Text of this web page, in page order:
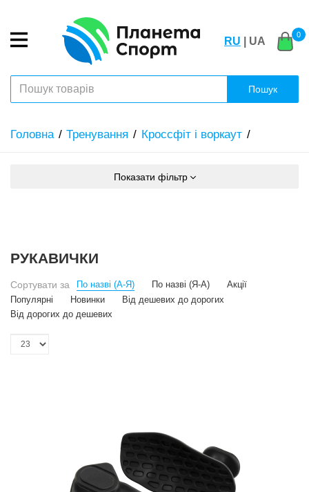
RU | UA
0
Пошук
Головна Тренування Кроссфіт і воркаут
Показати фільтр
РУКАВИЧКИ
Сортувати за По назві (А-Я) По назві (Я-А)
Акції
Популярні
Новинки
Від дешевих до дорогих
Від дорогих до дешевих